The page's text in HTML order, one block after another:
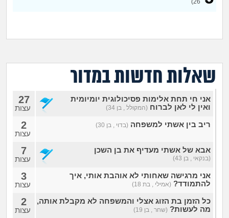
מה שעובר עליי
שומרים על הגוף
26)
שאלות חדשות במדור
אני חי תחת אלימות פסיכולוגית יומיומית
ואין לי לאן לברוח (המקולל , בן 34)
27
עצות
ריב בין אשתי למשפחה (בדוי , בן 30) 2
עצות
אבא של אשתי מעדיף את בן השכן
(בנקאי , בן 43)
7
עצות
אני מרגישה שאחותי לא אוהבת אותי, איך
להתמודד? (אמילי , בת 18)
3
עצות
כל הזמן בת הזוג אצלי והמשפחה לא מקבלת אותה,
מה לעשות? (שחר , בן 19)
2
עצות